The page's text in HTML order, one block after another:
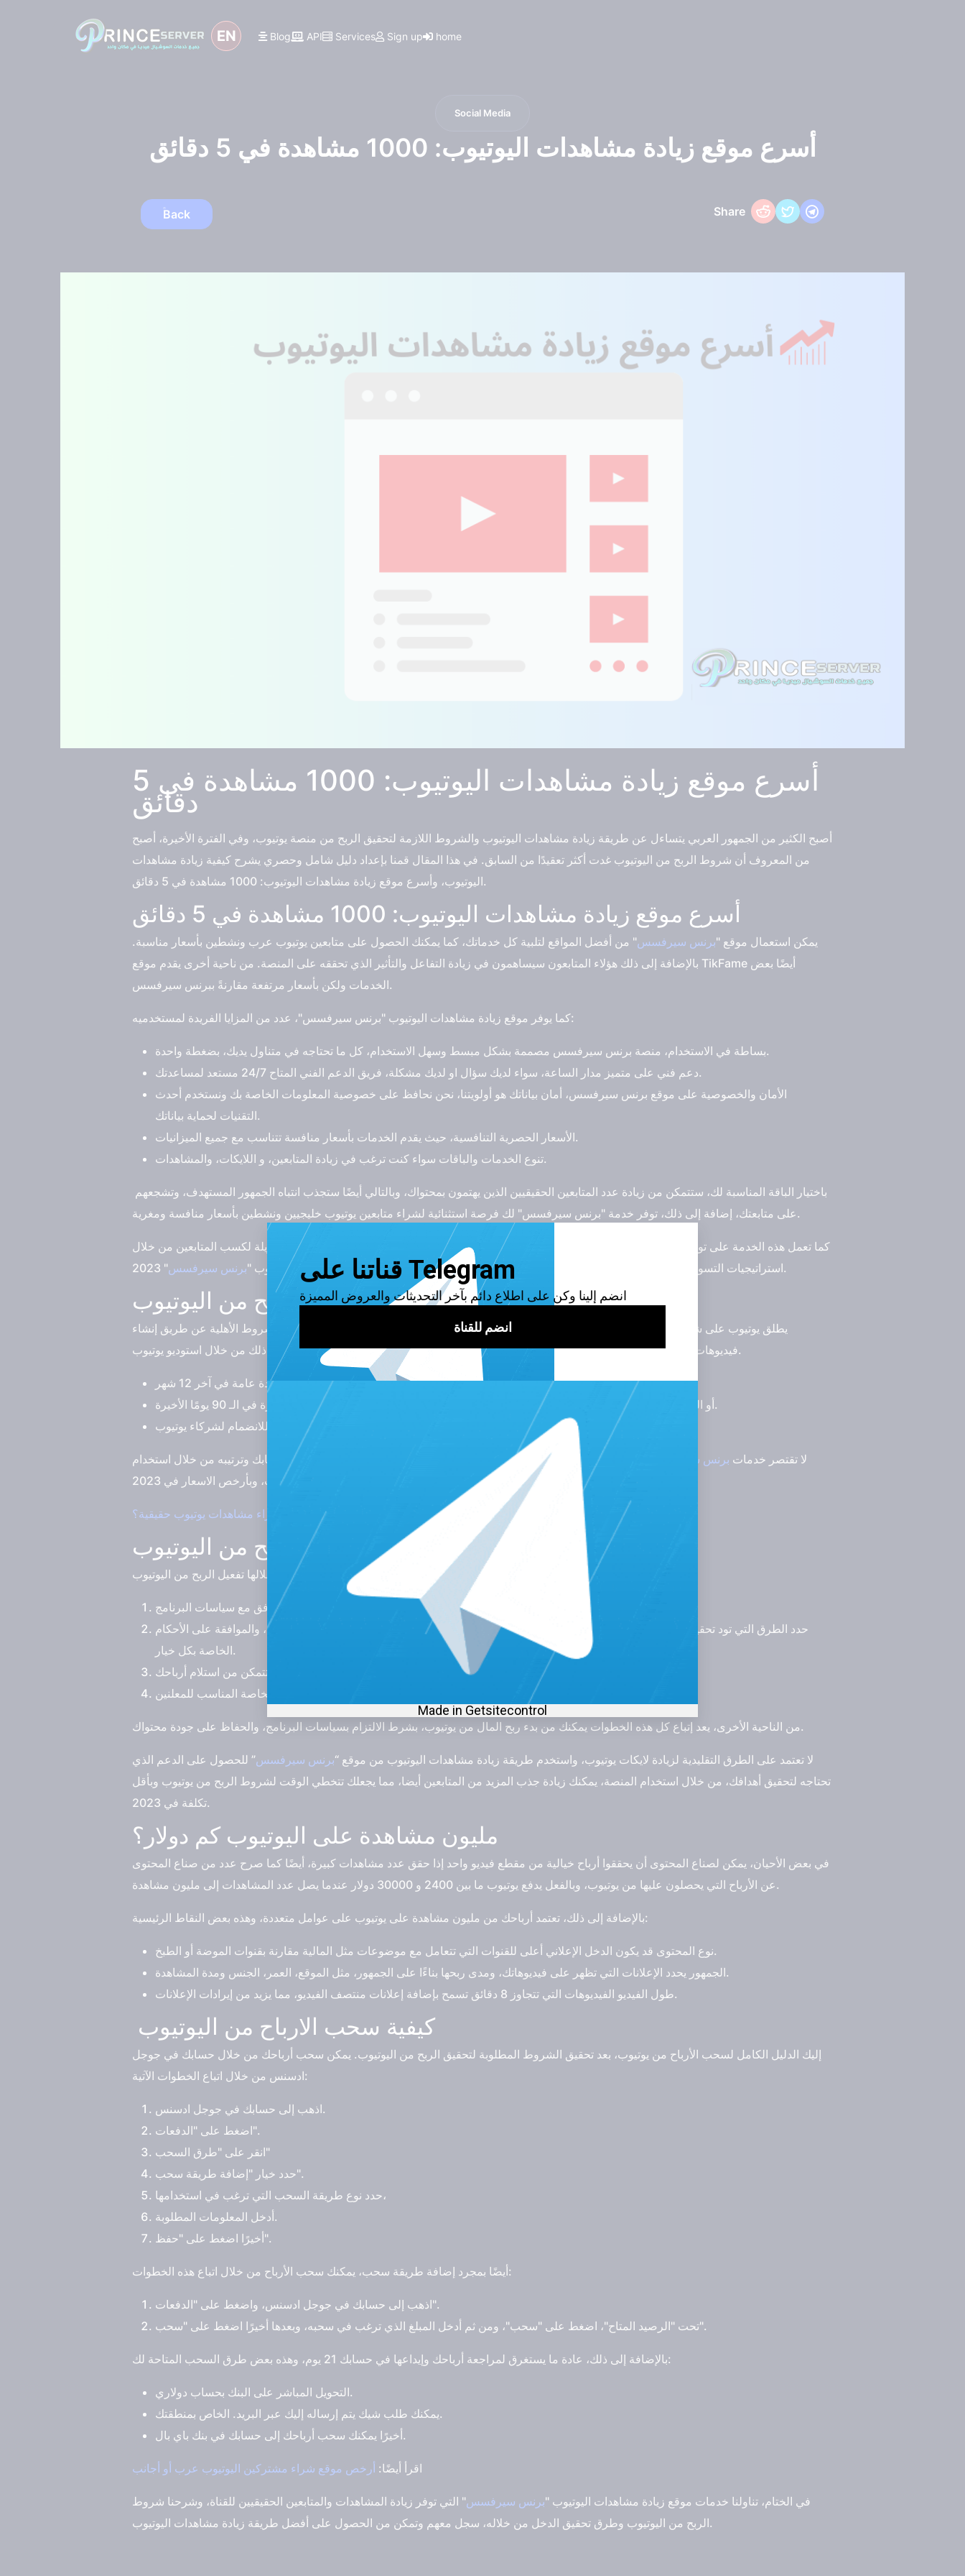
EN Blog API Services Sign up home
Social Media
أسرع موقع زيادة مشاهدات اليوتيوب: 1000 مشاهدة في 5 دقائق
Back Share
أسرع موقع زيادة مشاهدات اليوتيوب: 1000 مشاهدة في 5
دقائق
أصبح الكثير من الجمهور العربي يتساءل عن طريقة زيادة مشاهدات اليوتيوب والشروط اللازمة لتحقيق الربح من منصة يوتيوب، وفي الفترة الأخيرة، أصبح
من المعروف أن شروط الربح من اليوتيوب غدت أكثر تعقيدًا من السابق. في هذا المقال قمنا بإعداد دليل شامل وحصري يشرح كيفية زيادة مشاهدات
اليوتيوب، وأسرع موقع زيادة مشاهدات اليوتيوب: 1000 مشاهدة في 5 دقائق.
أسرع موقع زيادة مشاهدات اليوتيوب: 1000 مشاهدة في 5 دقائق
يمكن استعمال موقع "برنس سيرفسس" من أفضل المواقع لتلبية كل خدماتك، كما يمكنك الحصول على متابعين يوتيوب عرب ونشطين بأسعار مناسبة.
بالإضافة إلى ذلك هؤلاء المتابعون سيساهمون في زيادة التفاعل والتأثير الذي تحققه على المنصة. من ناحية أخرى يقدم موقع TikFame أيضًا بعض
الخدمات ولكن بأسعار مرتفعة مقارنةً ببرنس سيرفسس.
كما يوفر موقع زيادة مشاهدات اليوتيوب "برنس سيرفسس"، عدد من المزايا الفريدة لمستخدميه:
بساطة في الاستخدام، منصة برنس سيرفسس مصممة بشكل مبسط وسهل الاستخدام، كل ما تحتاجه في متناول يديك، بضغطة واحدة.
دعم فني على متميز مدار الساعة، سواء لديك سؤال او لديك مشكلة، فريق الدعم الفني المتاح 24/7 مستعد لمساعدتك.
الأمان والخصوصية على موقع برنس سيرفسس، أمان بياناتك هو أولويتنا، نحن نحافظ على خصوصية المعلومات الخاصة بك ونستخدم أحدث
التقنيات لحماية بياناتك.
الأسعار الحصرية التنافسية، حيث يقدم الخدمات بأسعار منافسة تتناسب مع جميع الميزانيات.
تنوع الخدمات والباقات سواء كنت ترغب في زيادة المتابعين، و اللايكات، والمشاهدات.
على متابعتك، إضافة إلى ذلك، توفر خدمة "برنس سيرفسس" لك فرصة استثنائية لشراء متابعين يوتيوب خليجيين ونشطين بأسعار منافسة ومغرية.
كما تعمل هذه الخدمة على توفير الوقت والجهد الذي قد تستهلكه الطرق التقليدية لجذب جمهورك، بدلًا من الانتظار لفترة طويلة لكسب المتابعين من خلال
استراتيجيات التسويق التقليدية. يمكنك الآن الاستفادة من خدمة سريعة وفعالة يقدمها موقع زيادة مشاهدات اليوتيوب "برنس سيرفسس " 2023.
شروط الربح من اليوتيوب
يطلق يوتيوب على شروط الربح اسم شروط الأهلية للانضمام إلى برنامج شركاء يوتيوب. يمكنك البدء في استيفاء شروط الأهلية عن طريق إنشاء
فيديوهات قصيرة أو فيديوهات طويلة، وإذا كنت ترغب في تلقي إشعار حول حصولك على الأهلية، يمكنك ذلك من خلال استوديو يوتيوب.
الحصول على 1,000 مشترك وتحقيق 4,000 ساعة مشاهدة عامة في آخر 12 شهر.
أو الحصول على 1,000 مشترك وتحقيق 10 مليون مشاهدة عامة صالحة لفيديوهات يوتيوب القصيرة في الـ 90 يومًا الأخيرة.
لا تقتصر خدمات برنس سيرفسس
على زيادة لايكات يوتيوب، بل قم بتحقيق شروط الربح من يوتيوب، وكذلك تقوية حسابك وترتيبه من خلال استخدام
اقرأ أيضًا: كم يدفع اليوتيوب مقابل 10000 مشاهدة؟ وما هي أفضل طريقة لشراء مشاهدات يوتيوب حقيقية؟
طريقة تفعيل الربح من اليوتيوب
حدد الطرق التي تود تحقيق الأرباح منها، سواء كانت الإعلانات، الاشتراكات، رسائل الدعم، أو من خلال اشتراكات يوتيوب، والموافقة على الأحكام
الخاصة بكل خيار.
من الناحية الأخرى، يعد إتباع كل هذه الخطوات يمكنك من بدء ربح المال من يوتيوب، بشرط الالتزام بسياسات البرنامج، والحفاظ على جودة محتواك.
لا تعتمد على الطرق التقليدية لزيادة لايكات يوتيوب، واستخدم طريقة زيادة مشاهدات اليوتيوب من موقع “برنس سيرفسس” للحصول على الدعم الذي
تحتاجه لتحقيق أهدافك، من خلال استخدام المنصة، يمكنك زيادة جذب المزيد من المتابعين أيضا، مما يجعلك تتخطي الوقت لشروط الربح من يوتيوب وبأقل
تكلفة في 2023.
مليون مشاهدة على اليوتيوب كم دولار؟
في بعض الأحيان، يمكن لصناع المحتوى أن يحققوا أرباح خيالية من مقطع فيديو واحد إذا حقق عدد مشاهدات كبيرة، أيضًا كما صرح عدد من صناع المحتوى
عن الأرباح التي يحصلون عليها من يوتيوب، وبالفعل يدفع يوتيوب ما بين 2400 و 30000 دولار عندما يصل عدد المشاهدات إلى مليون مشاهدة.
بالإضافة إلى ذلك، تعتمد أرباحك من مليون مشاهدة على يوتيوب على عوامل متعددة، وهذه بعض النقاط الرئيسية:
نوع المحتوى قد يكون الدخل الإعلاني أعلى للقنوات التي تتعامل مع موضوعات مثل المالية مقارنة بقنوات الموضة أو الطبخ.
الجمهور يحدد الإعلانات التي تظهر على فيديوهاتك، ومدى ربحها بناءًا على الجمهور، مثل الموقع، العمر، الجنس ومدة المشاهدة.
طول الفيديو الفيديوهات التي تتجاوز 8 دقائق تسمح بإضافة إعلانات منتصف الفيديو، مما يزيد من إيرادات الإعلانات.
كيفية سحب الارباح من اليوتيوب
إليك الدليل الكامل لسحب الأرباح من يوتيوب، بعد تحقيق الشروط المطلوبة لتحقيق الربح من اليوتيوب. يمكن سحب أرباحك من خلال حسابك في جوجل
ادسنس من خلال اتباع الخطوات الآتية:
اذهب إلى حسابك في جوجل ادسنس.
اضغط على "الدفعات".
انقر على "طرق السحب"
حدد خيار "إضافة طريقة سحب".
حدد نوع طريقة السحب التي ترغب في استخدامها،
أدخل المعلومات المطلوبة.
أخيرًا اضغط على "حفظ".
أيضًا بمجرد إضافة طريقة سحب، يمكنك سحب الأرباح من خلال اتباع هذه الخطوات:
اذهب إلى حسابك في جوجل ادسنس، واضغط على "الدفعات".
تحت "الرصيد المتاح"، اضغط على "سحب"، ومن ثم أدخل المبلغ الذي ترغب في سحبه، وبعدها أخيرًا اضغط على "سحب".
بالإضافة إلى ذلك، عادة ما يستغرق لمراجعة أرباحك وإيداعها في حسابك 21 يوم، وهذه بعض طرق السحب المتاحة لك:
التحويل المباشر على البنك بحساب دولاري.
يمكنك طلب شيك يتم إرساله إليك عبر البريد. الخاص بمنطقتك.
أخيرًا يمكنك سحب أرباحك إلى حسابك في بنك باي بال.
اقرأ أيضًا: أرخص موقع شراء مشتركين اليوتيوب عرب أو أجانب
في الختام، تناولنا خدمات موقع زيادة مشاهدات اليوتيوب "برنس سيرفسس" التي توفر زيادة المشاهدات والمتابعين الحقيقيين للقناة، وشرحنا شروط
الربح من اليوتيوب وطرق تحقيق الدخل من خلاله، سجل معهم وتمكن من الحصول على أفضل طريقة زيادة مشاهدات اليوتيوب.